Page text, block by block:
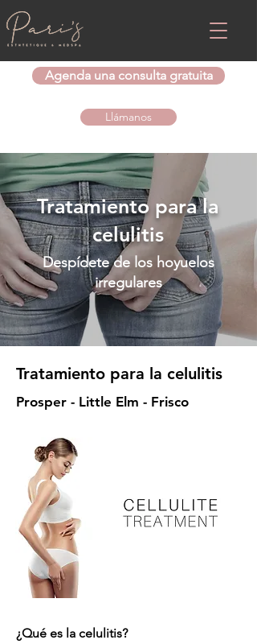
Agenda una consulta gratuita
Llámanos
Tratamiento para la
celulitis
Despídete de los hoyuelos
irregulares
Tratamiento para la celulitis
Prosper - Little Elm - Frisco
¿Qué es la celulitis?